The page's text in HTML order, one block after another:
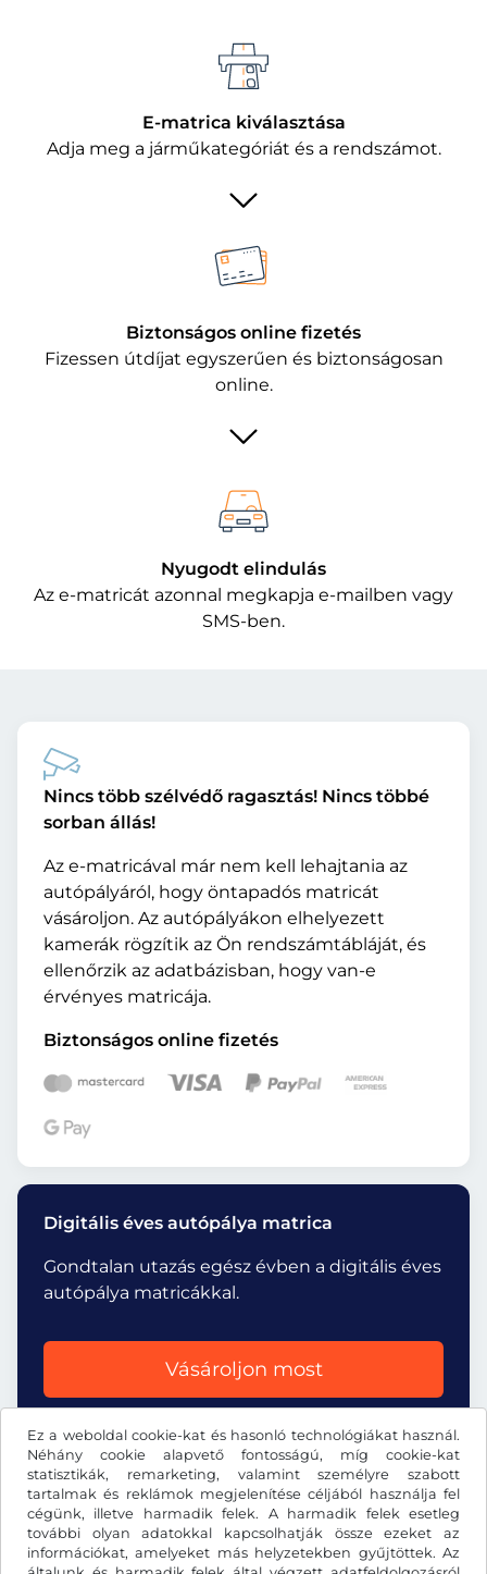
Ez a weboldal cookie-kat és hasonló technológiákat használ.
Néhány cookie alapvető fontosságú, míg cookie-kat
statisztikák, remarketing, valamint személyre szabott
tartalmak és reklámok megjelenítése céljából használja fel
cégünk, illetve harmadik felek. A harmadik felek esetleg
további olyan adatokkal kapcsolhatják össze ezeket az
információkat, amelyeket más helyzetekben gyűjtöttek. Az
E-matrica kiválasztása
Adja meg a járműkategóriát és a rendszámot.
Biztonságos online fizetés
Fizessen útdíjat egyszerűen és biztonságosan
online.
Nyugodt elindulás
Az e-matricát azonnal megkapja e-mailben vagy
SMS-ben.
Nincs több szélvédő ragasztás! Nincs többé
sorban állás!
Az e-matricával már nem kell lehajtania az
autópályáról, hogy öntapadós matricát
vásároljon. Az autópályákon elhelyezett
kamerák rögzítik az Ön rendszámtábláját, és
ellenőrzik az adatbázisban, hogy van-e
érvényes matricája.
Biztonságos online fizetés
Digitális éves autópálya matrica
Gondtalan utazás egész évben a digitális éves
autópálya matricákkal.
Vásároljon most
dkr.DKK